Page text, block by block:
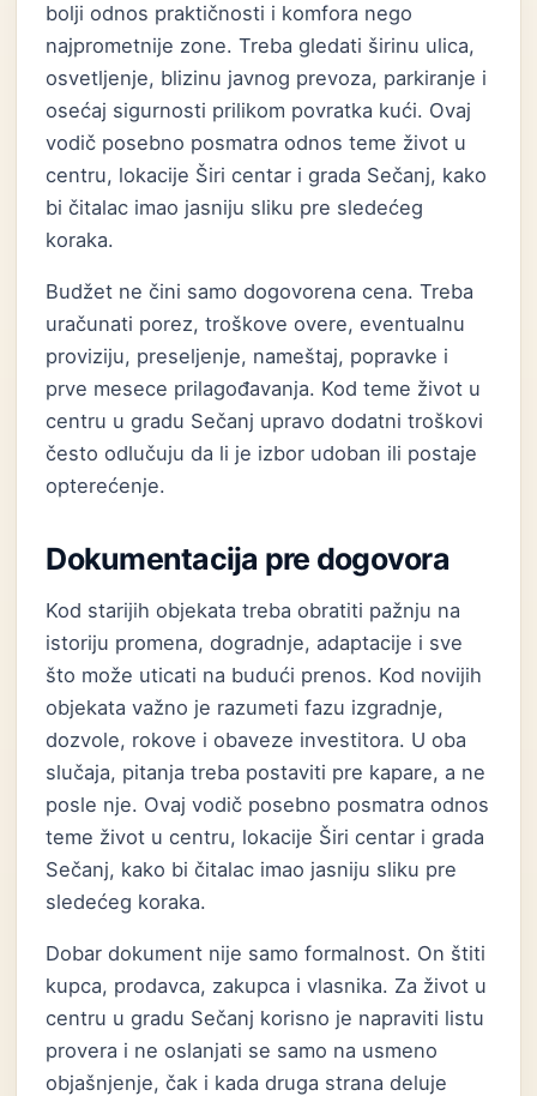
bolji odnos praktičnosti i komfora nego
najprometnije zone. Treba gledati širinu ulica,
osvetljenje, blizinu javnog prevoza, parkiranje i
osećaj sigurnosti prilikom povratka kući. Ovaj
vodič posebno posmatra odnos teme život u
centru, lokacije Širi centar i grada Sečanj, kako
bi čitalac imao jasniju sliku pre sledećeg
koraka.
Budžet ne čini samo dogovorena cena. Treba
uračunati porez, troškove overe, eventualnu
proviziju, preseljenje, nameštaj, popravke i
prve mesece prilagođavanja. Kod teme život u
centru u gradu Sečanj upravo dodatni troškovi
često odlučuju da li je izbor udoban ili postaje
opterećenje.
Dokumentacija pre dogovora
Kod starijih objekata treba obratiti pažnju na
istoriju promena, dogradnje, adaptacije i sve
što može uticati na budući prenos. Kod novijih
objekata važno je razumeti fazu izgradnje,
dozvole, rokove i obaveze investitora. U oba
slučaja, pitanja treba postaviti pre kapare, a ne
posle nje. Ovaj vodič posebno posmatra odnos
teme život u centru, lokacije Širi centar i grada
Sečanj, kako bi čitalac imao jasniju sliku pre
sledećeg koraka.
Dobar dokument nije samo formalnost. On štiti
kupca, prodavca, zakupca i vlasnika. Za život u
centru u gradu Sečanj korisno je napraviti listu
provera i ne oslanjati se samo na usmeno
objašnjenje, čak i kada druga strana deluje